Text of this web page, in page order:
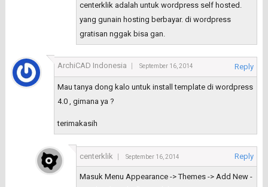
centerklik adalah untuk wordpress self hosted.
yang gunain hosting berbayar. di wordpress
gratisan nggak bisa gan.
ArchiCAD Indonesia September 16, 2014 Reply
Mau tanya dong kalo untuk install template di wordpress
4.0 , gimana ya ?
terimakasih
centerklik September 16, 2014 Reply
Masuk Menu Appearance -> Themes -> Add New -